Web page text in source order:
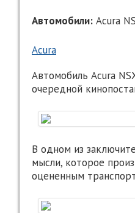
Автомобили: Acura
Acura
Автомобиль Acura
очередной
В одном из
мысли, которое
оцененным